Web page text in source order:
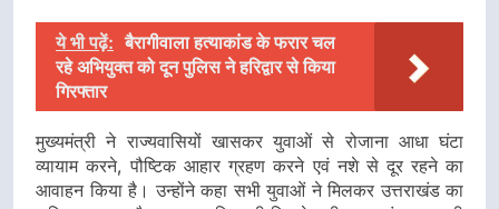
ये भी पढ़ें: बैरागीवाला हत्याकांड के फरार चल
रहे अभियुक्त को दून पुलिस ने हरिद्वार से किया
गिरफ्तार
मुख्यमंत्री ने राज्यवासियों खासकर युवाओं से रोजाना आधा घंटा
व्यायाम करने, पौष्टिक आहार ग्रहण करने एवं नशे से दूर रहने का
आवाहन किया है। उन्होंने कहा सभी युवाओं ने मिलकर उत्तराखंड का